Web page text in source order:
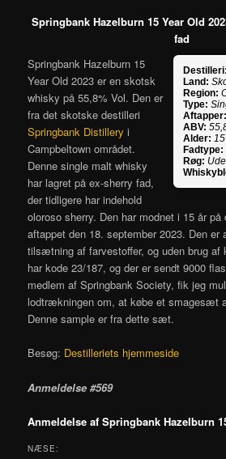
Springbank Hazelburn 15 Year Old
fad
Destilleri:
Land:
Region:
Type:
Aftapper:
ABV:
Alder:
Fadtype:
Røg:
Springbank Hazelburn 15
Year Old 2023 er en skotsk
whisky på 55,8% Vol. Den er
fra det skotske destilleri
Springbank Distillery i
Campbeltown området.
Denne single malt whisky
har lagret på ex-sherry fad,
der tidligere har indehold
oloroso sherry. Den har modnet i 15 år
aftappet den 18. september 2023. Den er
tilsætning af farvestoffer, og uden brug af
har kode 23/187, og der er sendt 9000
medlem af Springbank Society, fik jeg
lodtrækningen om, at købe et smagesæt
Denne sample er fra dette sæt.
Besøg: Destilleriets hjemmeside
Anmeldelse #569
Anmeldelse af Springbank Hazelburn
NÆSE: